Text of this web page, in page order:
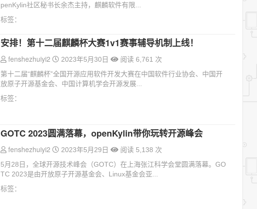
penKylin社区秘书长余杰主持，麒麟软件有限...
标签：
安排！第十二届麒麟杯大赛1v1赛事辅导机制上线！
fenshezhuiyi2 2023年5月30日
阅读 6,761 次
第十二届“麒麟杯”全国开源应用软件开发大赛在中国软件行业协会、中国开
放原子开源基金会、中国计算机学会开源发展...
标签：
GOTC 2023圆满落幕，openKylin带你玩转开源峰会
fenshezhuiyi2 2023年5月29日
阅读 5,138 次
5月28日，全球开源技术峰会（GOTC）在上海张江科学会堂圆满落幕。GO
TC 2023是由开放原子开源基金会、Linux基金会亚...
标签：